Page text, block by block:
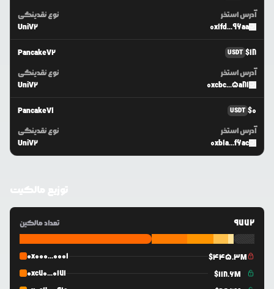
نوع نقدینگی
UniV2
آدرس استخر
0x1fd...96aa
PancakeV2 USDT $18
نوع نقدینگی
UniV2
آدرس استخر
0xcbc...5a81
PancakeV1 USDT $0
نوع نقدینگی
UniV2
آدرس استخر
0xb1a...f6ac
تعداد مالکین 9772
0x000...0001 $445.3M
0xc70...0171
$118.6M